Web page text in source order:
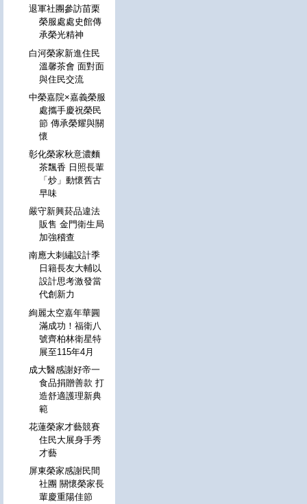
退軍社團參訪苗栗
榮服處處史館傳
承榮光精神
白河榮家新進住民
溫馨茶會 面對面
與住民交流
中榮嘉院×嘉義榮服
處攜手慶祝榮民
節 傳承榮耀與關
懷
彰化榮家秋意濃麵
茶飄香 日照長輩
「炒」動懷舊古
早味
嚴守新興菸品違法
販售 金門衛生局
加強稽查
南應大刺繡設計季
日籍長友大輔以
設計思考激發當
代創新力
絢麗太空嘉年華圓
滿成功！福衛八
號齊柏林衛星特
展至115年4月
成大醫感謝好帝一
食品捐贈善款 打
造舒適護理新典
範
花蓮榮家才藝競賽
住民大展身手秀
才藝
屏東榮家感謝民間
社團 關懷榮家長
輩慶重陽佳節